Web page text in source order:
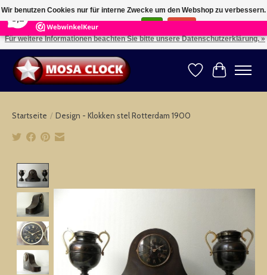
164 Reviews ×
Kies uw taal: NL -- Wählen Sie ihre Sprache: DE -- Choose your language: EN ⇓ ⇒
Wunschzettel
Ihr
Startseite / Design - Klokken stel Rotterdam 1900
Wir benutzen Cookies nur für interne Zwecke um den Webshop zu verbessern.
Ist das in Ordnung?
Für weitere Informationen beachten Sie bitte unsere Datenschutzerklärung. »